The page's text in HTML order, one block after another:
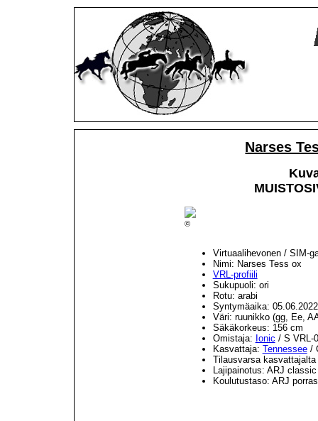
Narses
©
Virtuaalihevonen / SIM-
Nimi: Narses Tess ox
VRL-profiili
Sukupuoli: ori
Rotu: arabi
Syntymäaika: 05.06.2022
Väri: ruunikko (gg, Ee,
Säkäkorkeus: 156 cm
Omistaja: Ionic / S VRL-
Kasvattaja: Tennessee/
Tilausvarsa kasvattajalta
Lajipainotus: ARJ
Koulutustaso: ARJ